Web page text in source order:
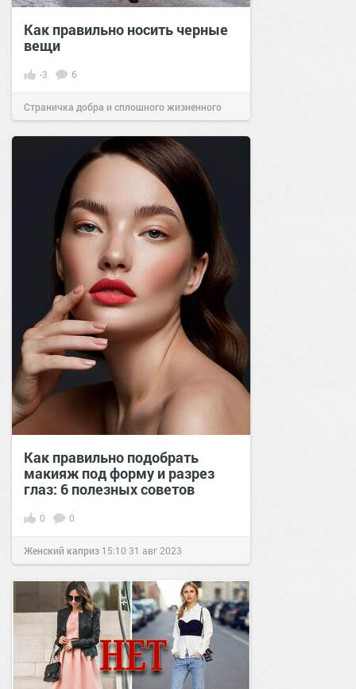
Как правильно носить черные
вещи
-3 6
Страничка добра и сплошного жизненного
позитива!22:2018 окт 2025
Как правильно подобрать
макияж под форму и разрез
глаз: 6 полезных советов
0 0
Женский каприз 15:10 31 авг 2023